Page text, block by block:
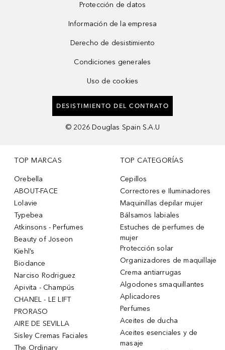
Protección de datos
Información de la empresa
Derecho de desistimiento
Condiciones generales
Uso de cookies
DESISTIMIENTO DEL CONTRATO
© 2026 Douglas Spain S.A.U
TOP MARCAS
Orebella
ABOUT-FACE
Lolavie
Typebea
Atkinsons - Perfumes
Beauty of Joseon
Kiehl’s
Biodance
Narciso Rodriguez
Apivita - Champús
CHANEL - LE LIFT
PRORASO
AIRE DE SEVILLA
Sisley Cremas Faciales
The Ordinary
TOP CATEGORÍAS
Cepillos
Correctores e Iluminadores
Maquinillas depilar mujer
Bálsamos labiales
Estuches de perfumes de
mujer
Protección solar
Organizadores de maquillaje
Crema antiarrugas
Algodones smaquillantes
Aplicadores
Perfumes
Aceites de ducha
Aceites esenciales y de
masaje